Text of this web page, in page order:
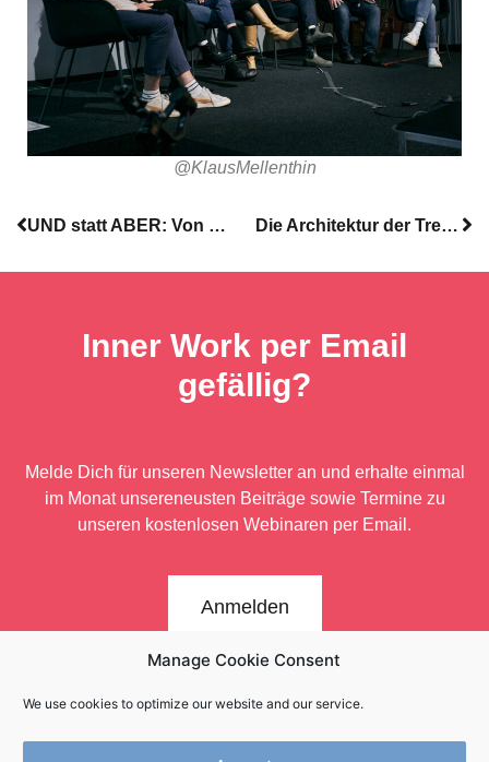
Manage Cookie Consent
We use cookies to optimize our website and our service.
@KlausMellenthin
UND statt ABER: Von der Fähigkeit mit Widersprüchen umzugehen und Gleichzeitigkeit zu praktizieren Die Architektur der Trennung – Über unsichtbare Muster, kollektive Wunden und die Suche nach Verbindung
Inner Work per Email
gefällig?
Melde Dich für unseren Newsletter an und erhalte einmal
im Monat unsereneusten Beiträge sowie Termine zu
unseren kostenlosen Webinaren per Email.
Anmelden